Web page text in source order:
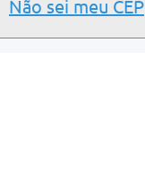
Não sei meu CEP